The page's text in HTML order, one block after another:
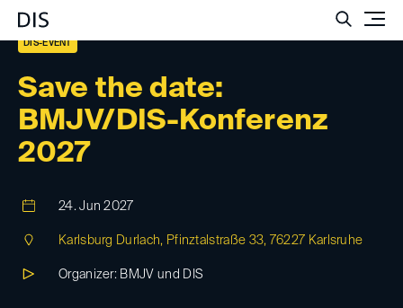
Save the date:
BMJV/DIS-Konferenz
2027
DIS-EVENT
24. Jun 2027
Karlsburg Durlach, Pfinztalstraße 33, 76227 Karlsruhe
Organizer: BMJV und DIS